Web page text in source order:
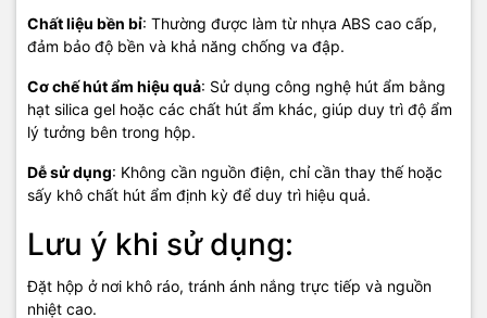
Chất liệu bền bỉ: Thường được làm từ nhựa ABS cao cấp,
đảm bảo độ bền và khả năng chống va đập.
Cơ chế hút ẩm hiệu quả: Sử dụng công nghệ hút ẩm bằng
hạt silica gel hoặc các chất hút ẩm khác, giúp duy trì độ ẩm
lý tưởng bên trong hộp.
Dễ sử dụng: Không cần nguồn điện, chỉ cần thay thế hoặc
sấy khô chất hút ẩm định kỳ để duy trì hiệu quả.
Lưu ý khi sử dụng:
Đặt hộp ở nơi khô ráo, tránh ánh nắng trực tiếp và nguồn
nhiệt cao.